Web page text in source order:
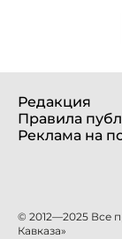
Редакция
Правила
Реклама на
© 2012—2025 Все
Кавказа»